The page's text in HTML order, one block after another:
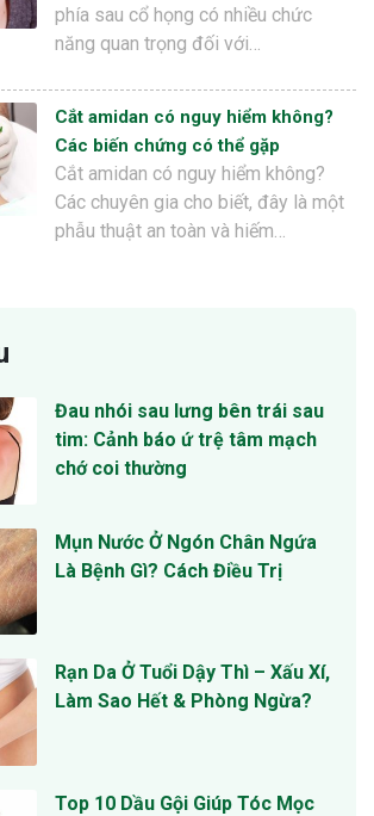
phía sau cổ họng có nhiều chức
năng quan trọng đối với…
Cắt amidan có nguy hiểm không?
Các biến chứng có thể gặp
Cắt amidan có nguy hiểm không?
Các chuyên gia cho biết, đây là một
phẫu thuật an toàn và hiếm…
Đau nhói sau lưng bên trái sau
tim: Cảnh báo ứ trệ tâm mạch
chớ coi thường
Mụn Nước Ở Ngón Chân Ngứa
Là Bệnh Gì? Cách Điều Trị
Rạn Da Ở Tuổi Dậy Thì – Xấu Xí,
Làm Sao Hết & Phòng Ngừa?
Top 10 Dầu Gội Giúp Tóc Mọc